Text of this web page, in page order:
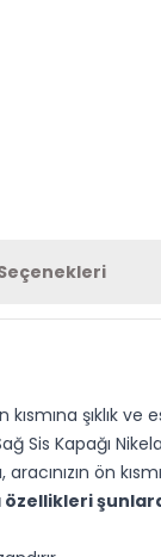
kısmına şıklık
Kapağı
ön
özellikleri